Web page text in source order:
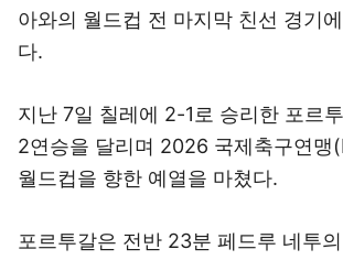
아와의 월드컵 전 마지막 친선 경기
다.
지난 7일 칠레에 2-1로 승리한 포르
2연승을 달리며 2026 국제축구연맹
월드컵을 향한 예열을 마쳤다.
포르투갈은 전반 23분 페드루 네투